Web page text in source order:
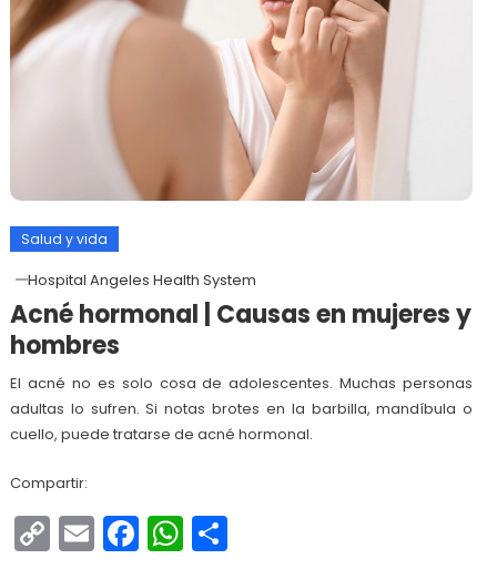
Salud y vida
Hospital Angeles Health System
Acné hormonal | Causas en mujeres y
hombres
El acné no es solo cosa de adolescentes. Muchas personas
adultas lo sufren. Si notas brotes en la barbilla, mandíbula o
cuello, puede tratarse de acné hormonal.
Compartir:
CopyEmailFacebook
WhatsApp
Compartir